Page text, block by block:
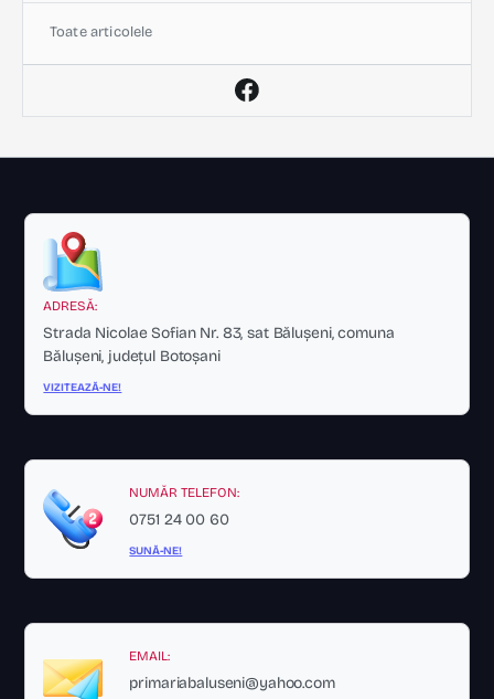
Toate articolele
ADRESĂ:
Strada Nicolae Sofian Nr. 83, sat Bălușeni, comuna
Bălușeni, județul Botoșani
VIZITEAZĂ-NE!
NUMĂR TELEFON:
0751 24 00 60
SUNĂ-NE!
EMAIL:
primariabaluseni@yahoo.com